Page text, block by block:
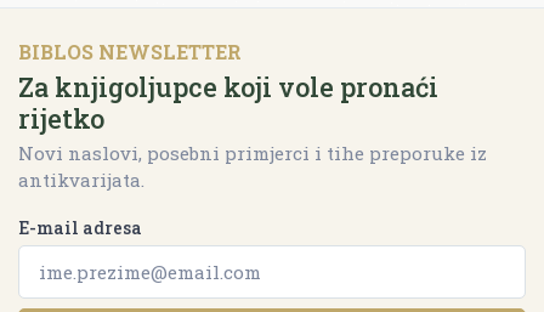
BIBLOS NEWSLETTER
Za knjigoljupce koji vole pronaći
rijetko
Novi naslovi, posebni primjerci i tihe preporuke iz
antikvarijata.
E-mail adresa